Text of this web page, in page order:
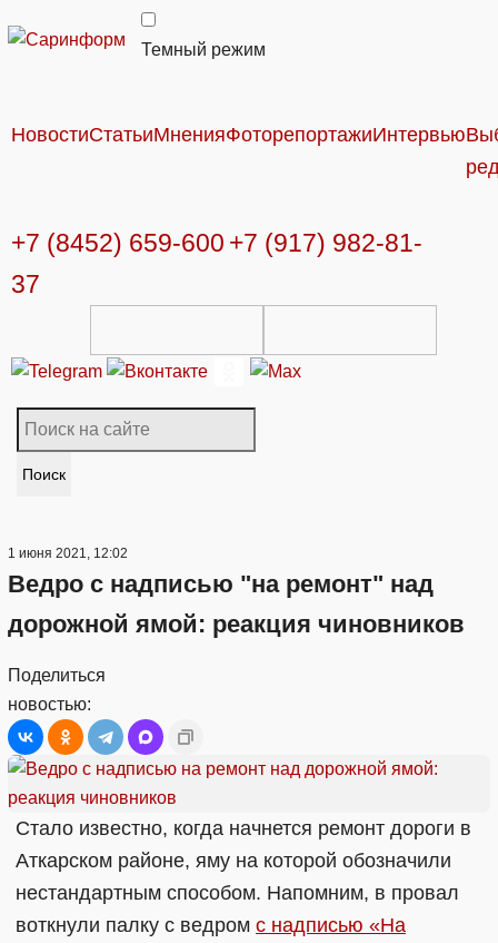
Темный режим
НовостиСтатьиМненияФоторепортажиИнтервью
+7 (8452) 659-600 +7 (917) 982-81-
37
Поиск
1 июня 2021, 12:02
Ведро с надписью "на ремонт" над
дорожной ямой: реакция чиновников
Поделиться
новостью:
Стало известно, когда начнется ремонт дороги в
Аткарском районе, яму на которой обозначили
нестандартным способом. Напомним, в провал
воткнули палку с ведром с надписью «На